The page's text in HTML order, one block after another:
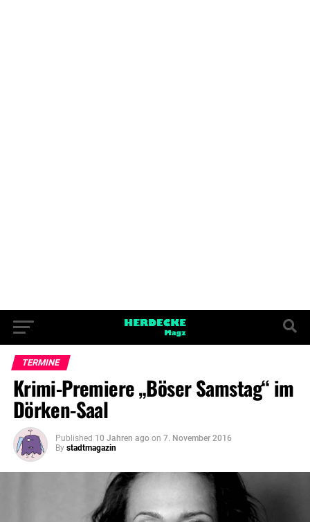
TERMINE
Krimi-Premiere „Böser Samstag“ im
Dörken-Saal
Published 10 Jahren ago on 7. November 2016
By stadtmagazin